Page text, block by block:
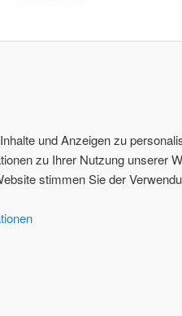
und Anzeigen zu
zu Ihrer Nutzung unserer
stimmen Sie der